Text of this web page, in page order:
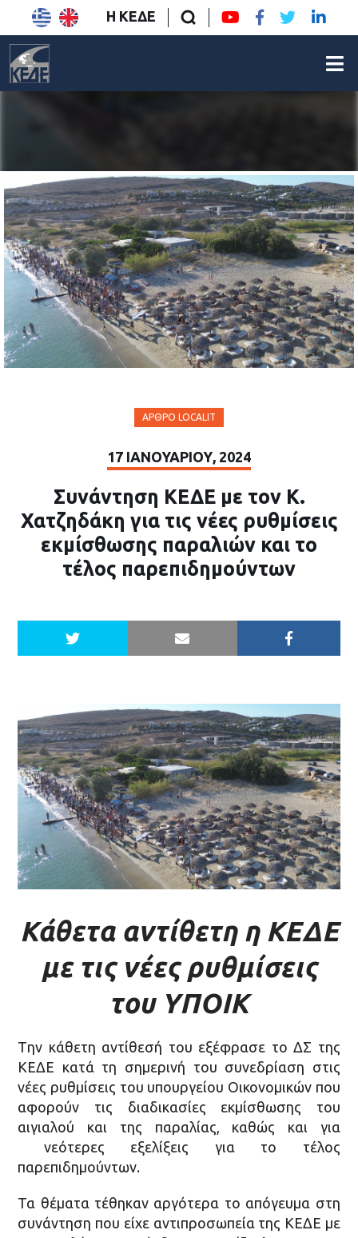
Η ΚΕΔΕ
ΆΡΘΡΟ LOCALIT
17 ΙΑΝΟΥΑΡΊΟΥ, 2024
Συνάντηση ΚΕΔΕ με τον Κ.
Χατζηδάκη για τις νέες ρυθμίσεις
εκμίσθωσης παραλιών και το
τέλος παρεπιδημούντων
Κάθετα αντίθετη η ΚΕΔΕ
με τις νέες ρυθμίσεις
του ΥΠΟΙΚ
Tην κάθετη αντίθεσή του εξέφρασε το ΔΣ της
ΚΕΔΕ κατά τη σημερινή του συνεδρίαση στις
νέες ρυθμίσεις του υπουργείου Οικονομικών που
αφορούν τις διαδικασίες εκμίσθωσης του
αιγιαλού και της παραλίας, καθώς και για
νεότερες εξελίξεις για το τέλος
παρεπιδημούντων.
Τα θέματα τέθηκαν αργότερα το απόγευμα στη
συνάντηση που είχε αντιπροσωπεία της ΚΕΔΕ με